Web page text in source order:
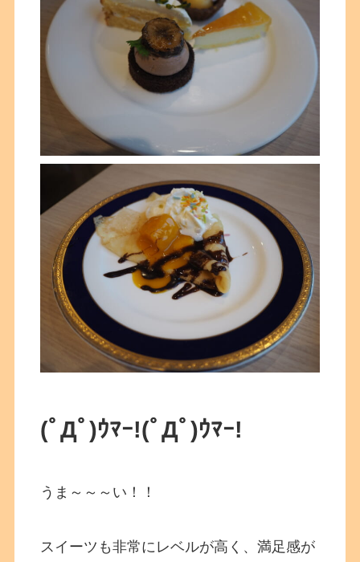
(ﾟДﾟ)ｳﾏｰ!(ﾟДﾟ)ｳﾏｰ!
うま～～～い！！
スイーツも非常にレベルが高く、満足感が